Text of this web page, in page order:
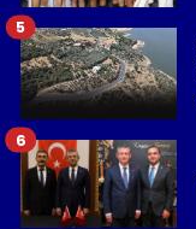
5
6